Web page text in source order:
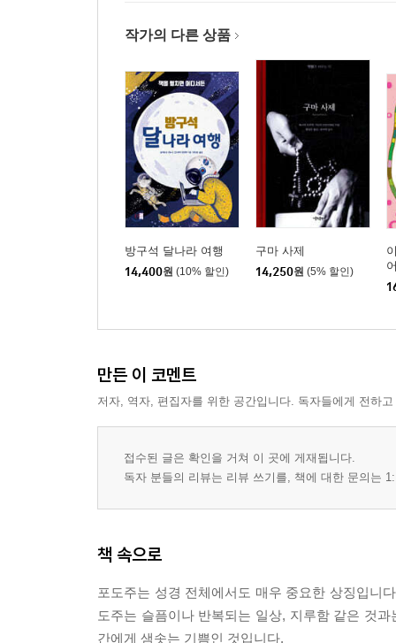
작가의 다른 상품
방구석 달나라 여행
14,400원 (10% 할인)
구마 사제
14,250원 (5% 할인)
만든 이 코멘트
저자, 역자, 편집자를 위한 공간입니다. 독자들에게 전하
접수된 글은 확인을 거쳐 이 곳에 게재됩니다.
독자 분들의 리뷰는 리뷰 쓰기를, 책에 대한 문의는
책 속으로
포도주는 성경 전체에서도 매우 중요한 상징입니
도주는 슬픔이나 반복되는 일상, 지루함 같은 것
간에게 샘솟는 기쁨인 것입니다.